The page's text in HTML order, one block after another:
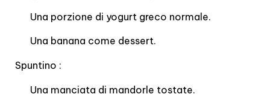
Una porzione di yogurt greco normale.
Una banana come dessert.
Spuntino :
Una manciata di mandorle tostate.